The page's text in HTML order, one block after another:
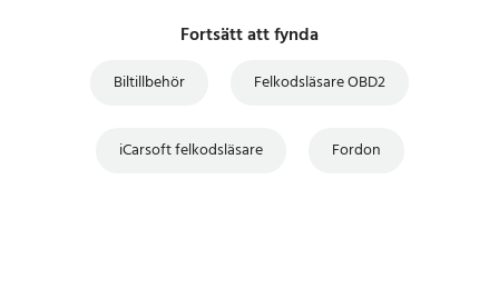
uppdateringsfrekvens för bättre grafer och realtidsdataavläsningar.
Fortsätt att fynda
Biltillbehör Felkodsläsare OBD2
iCarsoft felkodsläsare Fordon